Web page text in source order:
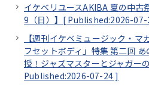
イケベリユースAKIBA 夏の中古
9（日）】[ Published:2026-
【週刊イケベミュージック・
フセットボディ」特集 第二回
授！ジャズマスターとジャガー
Published:2026-07-24 ]